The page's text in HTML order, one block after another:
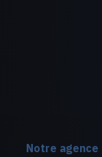
Notre agence